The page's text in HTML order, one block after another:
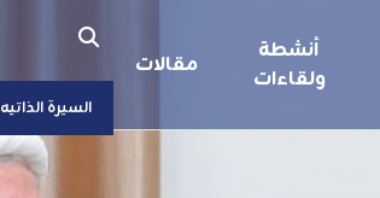
أنشطة
ولقاءات
مقالات
السيرة الذاتيه